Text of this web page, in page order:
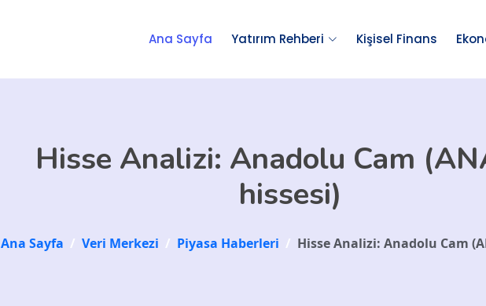
Ana Sayfa Yatırım Rehberi Kişisel Finans
Hisse Analizi: Anadolu Cam
hissesi)
Ana Sayfa / Veri Merkezi / Piyasa Haberleri / Hisse Analizi: Anadolu Cam